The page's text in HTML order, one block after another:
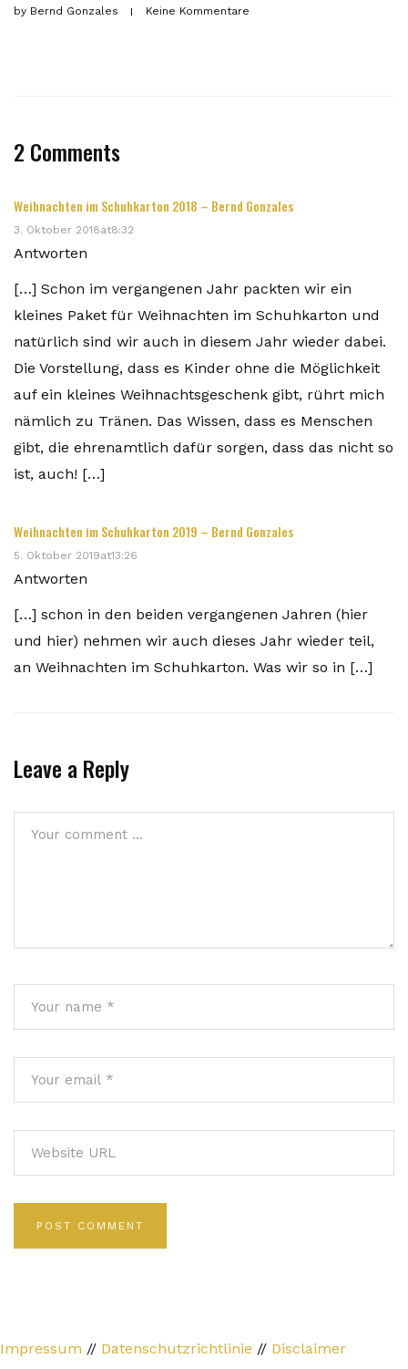
by Bernd Gonzales Keine Kommentare
2 Comments
Weihnachten im Schuhkarton 2018 – Bernd Gonzales
3. Oktober 2018at8:32
Antworten
[…] Schon im vergangenen Jahr packten wir ein
kleines Paket für Weihnachten im Schuhkarton und
natürlich sind wir auch in diesem Jahr wieder dabei.
Die Vorstellung, dass es Kinder ohne die Möglichkeit
auf ein kleines Weihnachtsgeschenk gibt, rührt mich
nämlich zu Tränen. Das Wissen, dass es Menschen
gibt, die ehrenamtlich dafür sorgen, dass das nicht so
ist, auch! […]
Weihnachten im Schuhkarton 2019 – Bernd Gonzales
5. Oktober 2019at13:26
Antworten
[…] schon in den beiden vergangenen Jahren (hier
und hier) nehmen wir auch dieses Jahr wieder teil,
an Weihnachten im Schuhkarton. Was wir so in […]
Leave a Reply
Impressum // Datenschutzrichtlinie // Disclaimer